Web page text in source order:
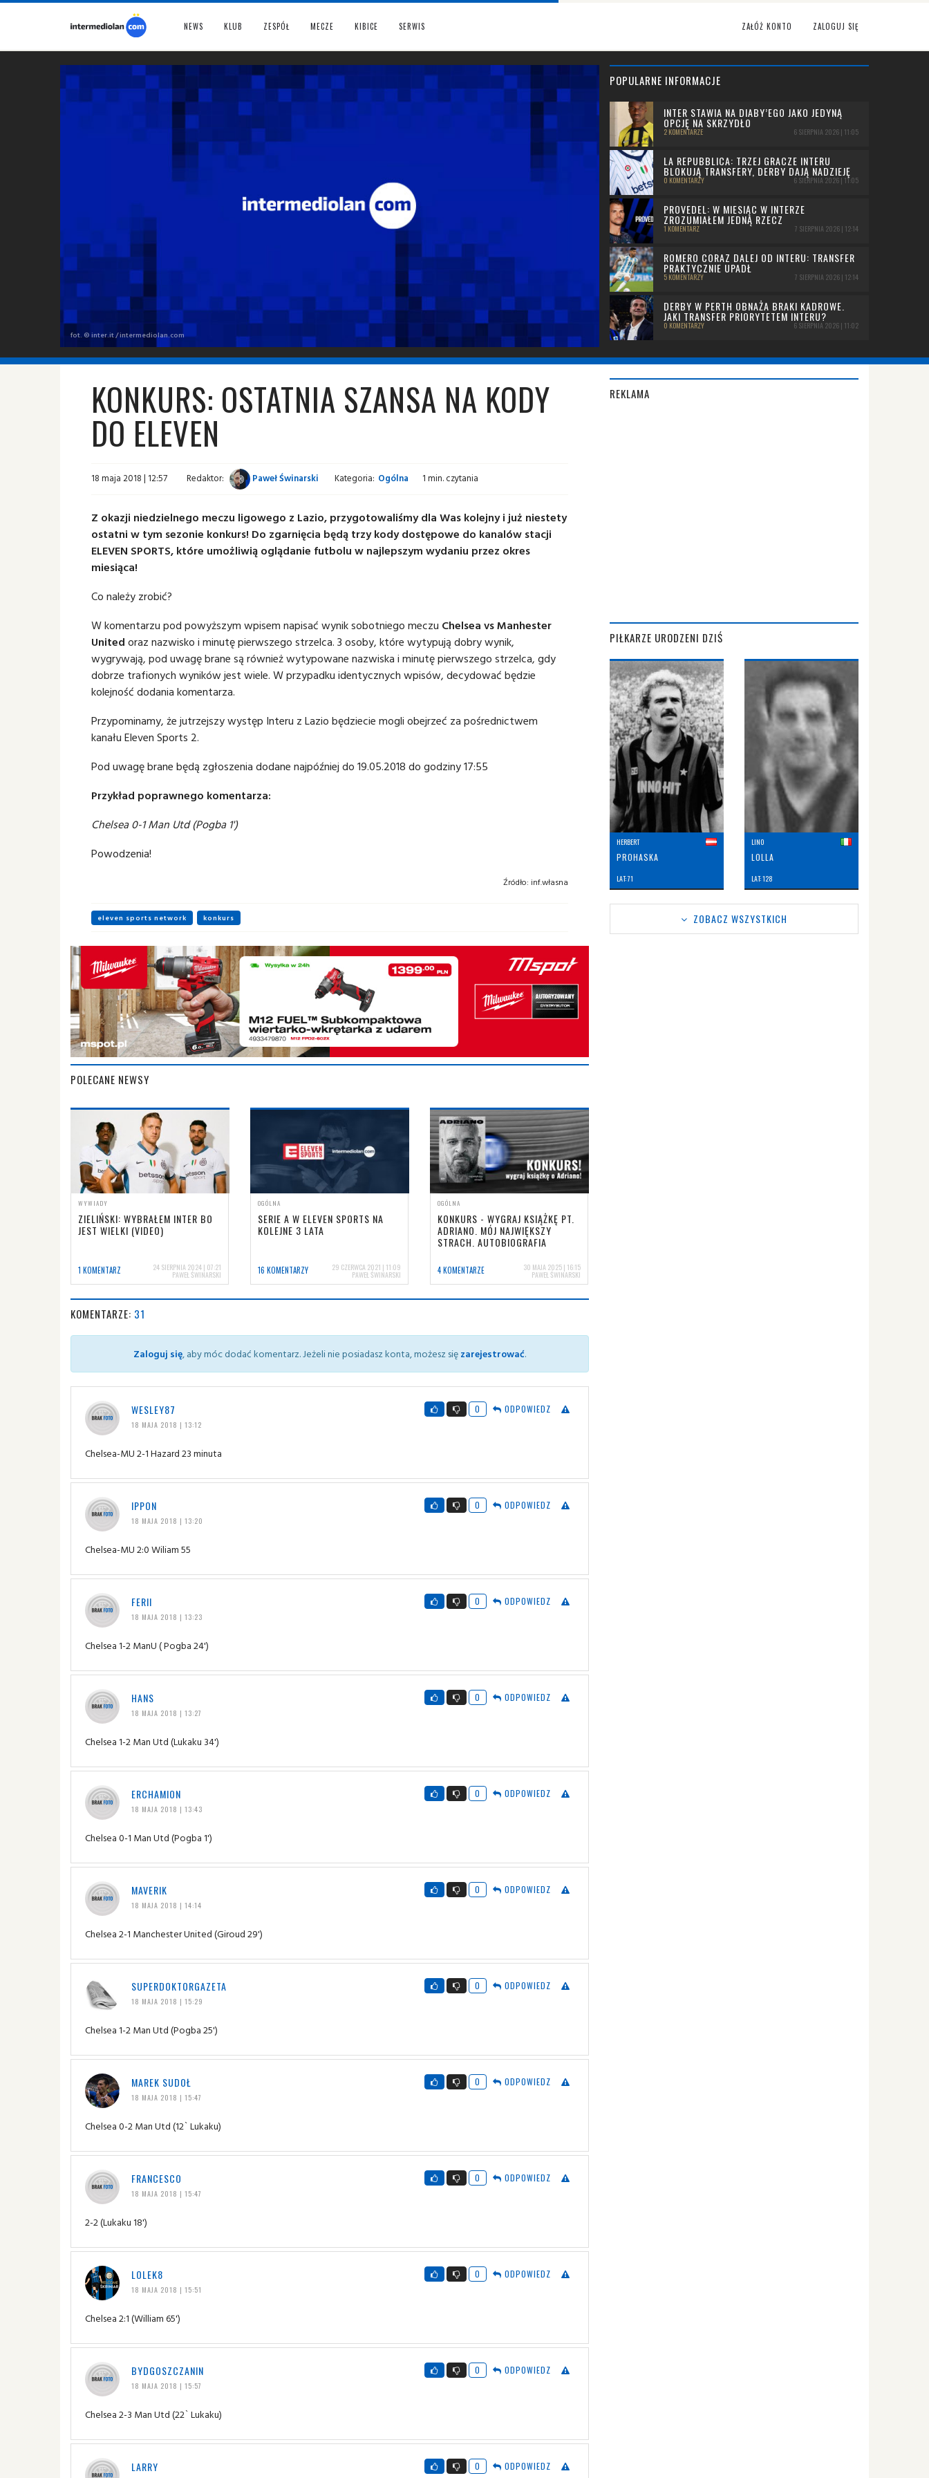
NEWS KLUB ZESPÓŁ MECZE KIBICE SERWIS ZAŁÓŻ KONTO ZALOGUJ SIĘ
fot. © inter.it / intermediolan.com
POPULARNE INFORMACJE
INTER STAWIA NA DIABY’EGO JAKO JEDYNĄ
OPCJĘ NA SKRZYDŁO
2 KOMENTARZE 6 SIERPNIA 2026 | 11:05
LA REPUBBLICA: TRZEJ GRACZE INTERU
BLOKUJĄ TRANSFERY, DERBY DAJĄ NADZIEJĘ
0 KOMENTARZY 6 SIERPNIA 2026 | 11:05
PROVEDEL: W MIESIĄC W INTERZE
ZROZUMIAŁEM JEDNĄ RZECZ
1 KOMENTARZ 7 SIERPNIA 2026 | 12:14
ROMERO CORAZ DALEJ OD INTERU: TRANSFER
PRAKTYCZNIE UPADŁ
5 KOMENTARZY 7 SIERPNIA 2026 | 12:14
DERBY W PERTH OBNAŻA BRAKI KADROWE.
JAKI TRANSFER PRIORYTETEM INTERU?
0 KOMENTARZY 6 SIERPNIA 2026 | 11:02
KONKURS: OSTATNIA SZANSA NA KODY
DO ELEVEN
18 maja 2018 | 12:57 Redaktor: Paweł Świnarski Kategoria: Ogólna 1 min. czytania
Z okazji niedzielnego meczu ligowego z Lazio, przygotowaliśmy dla Was kolejny i już niestety
ostatni w tym sezonie konkurs! Do zgarnięcia będą trzy kody dostępowe do kanalów stacji
ELEVEN SPORTS, które umożliwią oglądanie futbolu w najlepszym wydaniu przez okres
miesiąca!
Co należy zrobić?
W komentarzu pod powyższym wpisem napisać wynik sobotniego meczu Chelsea vs Manhester
United oraz nazwisko i minutę pierwszego strzelca. 3 osoby, które wytypują dobry wynik,
wygrywają, pod uwagę brane są również wytypowane nazwiska i minutę pierwszego strzelca, gdy
dobrze trafionych wyników jest wiele. W przypadku identycznych wpisów, decydować będzie
kolejność dodania komentarza.
Przypominamy, że jutrzejszy występ Interu z Lazio będziecie mogli obejrzeć za pośrednictwem
kanału Eleven Sports 2.
Pod uwagę brane będą zgłoszenia dodane najpóźniej do 19.05.2018 do godziny 17:55
Przykład poprawnego komentarza:
Chelsea 0-1 Man Utd (Pogba 1')
Powodzenia!
Źródło: inf.własna
eleven sports network konkurs
POLECANE NEWSY
WYWIADY
ZIELIŃSKI: WYBRAŁEM INTER BO
JEST WIELKI (VIDEO)
1 KOMENTARZ 24 SIERPNIA 2024 | 07:21
PAWEŁ ŚWINARSKI
OGÓLNA
SERIE A W ELEVEN SPORTS NA
KOLEJNE 3 LATA
16 KOMENTARZY 29 CZERWCA 2021 | 11:09
PAWEŁ ŚWINARSKI
OGÓLNA
KONKURS - WYGRAJ KSIĄŻKĘ PT.
ADRIANO. MÓJ NAJWIĘKSZY
STRACH. AUTOBIOGRAFIA
4 KOMENTARZE 30 MAJA 2025 | 16:15
PAWEŁ ŚWINARSKI
KOMENTARZE: 31
Zaloguj się, aby móc dodać komentarz. Jeżeli nie posiadasz konta, możesz sięzarejestrować.
WESLEY87
18 MAJA 2018 | 13:12
0 ODPOWIEDZ
Chelsea-MU 2-1 Hazard 23 minuta
IPPON
18 MAJA 2018 | 13:20
0 ODPOWIEDZ
Chelsea-MU 2:0 Wiliam 55
FERII
18 MAJA 2018 | 13:23
0 ODPOWIEDZ
Chelsea 1-2 ManU ( Pogba 24')
HANS
18 MAJA 2018 | 13:27
0 ODPOWIEDZ
Chelsea 1-2 Man Utd (Lukaku 34')
ERCHAMION
18 MAJA 2018 | 13:43
0 ODPOWIEDZ
Chelsea 0-1 Man Utd (Pogba 1')
MAVERIK
18 MAJA 2018 | 14:14
0 ODPOWIEDZ
Chelsea 2-1 Manchester United (Giroud 29')
SUPERDOKTORGAZETA
18 MAJA 2018 | 15:29
0 ODPOWIEDZ
Chelsea 1-2 Man Utd (Pogba 25')
MAREK SUDOŁ
18 MAJA 2018 | 15:47
0 ODPOWIEDZ
Chelsea 0-2 Man Utd (12` Lukaku)
FRANCESCO
18 MAJA 2018 | 15:47
0 ODPOWIEDZ
2-2 (Lukaku 18')
LOLEK8
18 MAJA 2018 | 15:51
0 ODPOWIEDZ
Chelsea 2:1 (William 65')
BYDGOSZCZANIN
18 MAJA 2018 | 15:57
0 ODPOWIEDZ
Chelsea 2-3 Man Utd (22` Lukaku)
LARRY 0 ODPOWIEDZ
REKLAMA
PIŁKARZE URODZENI DZIŚ
HERBERT
PROHASKA
LAT: 71
LINO
LOLLA
LAT: 128
ZOBACZ WSZYSTKICH